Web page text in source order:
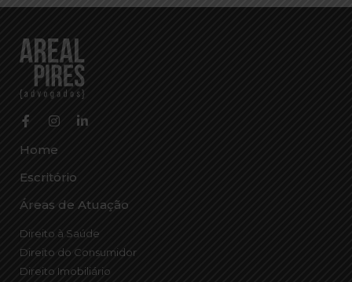
Home
Escritório
Áreas de Atuação
Direito à Saúde
Direito do Consumidor
Direito Imobiliário